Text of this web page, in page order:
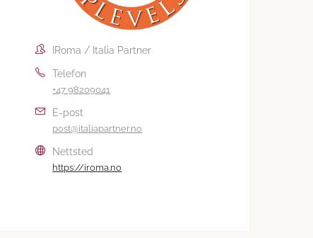
IRoma / Italia Partner
Telefon
+47 98209041
E-post
post@italiapartner.no
Nettsted
https://iroma.no